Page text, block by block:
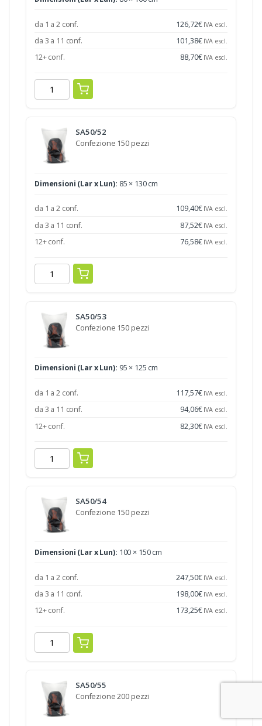
da 1 a 2 conf. 126,72€ IVA escl.
da 3 a 11 conf. 101,38€ IVA escl.
12+ conf. 88,70€ IVA escl.
SA50/52
Confezione 150 pezzi
Dimensioni (Lar x Lun): 85 × 130 cm
da 1 a 2 conf. 109,40€ IVA escl.
da 3 a 11 conf. 87,52€ IVA escl.
12+ conf. 76,58€ IVA escl.
SA50/53
Confezione 150 pezzi
Dimensioni (Lar x Lun): 95 × 125 cm
da 1 a 2 conf. 117,57€ IVA escl.
da 3 a 11 conf. 94,06€ IVA escl.
12+ conf. 82,30€ IVA escl.
SA50/54
Confezione 150 pezzi
Dimensioni (Lar x Lun): 100 × 150 cm
da 1 a 2 conf. 247,50€ IVA escl.
da 3 a 11 conf. 198,00€ IVA escl.
12+ conf. 173,25€ IVA escl.
SA50/55
Confezione 200 pezzi